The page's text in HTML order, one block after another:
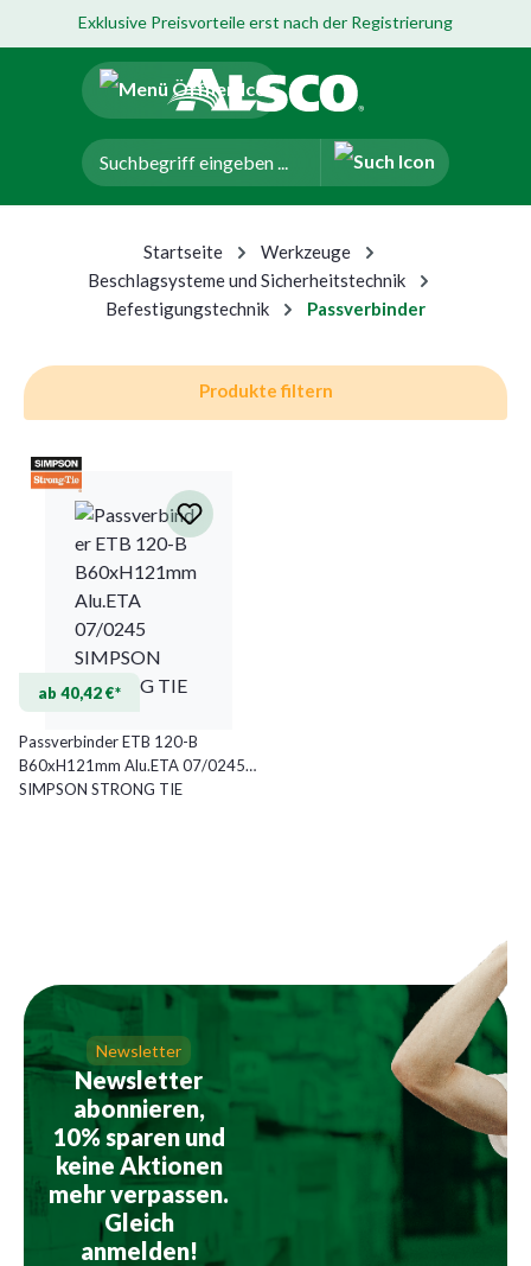
Hauptinhalt springen
Zur Navigation der B2B-Plattform springen
Exklusive Preisvorteile erst nach der Registrierung
Startseite
Werkzeuge
Beschlagsysteme und Sicherheitstechnik
Befestigungstechnik
Passverbinder
Produkte filtern
ab 40,42 €*
Passverbinder ETB 120-B
B60xH121mm Alu.ETA 07/0245
SIMPSON STRONG TIE
Newsletter
Newsletter
abonnieren,
10% sparen und
keine Aktionen
mehr verpassen.
Gleich
anmelden!